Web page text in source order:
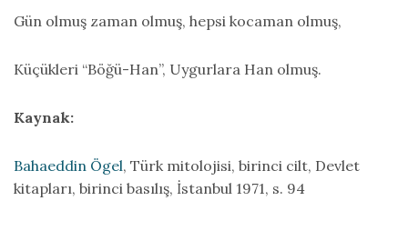
Gün olmuş zaman olmuş, hepsi kocaman olmuş,
Küçükleri “Böğü-Han”, Uygurlara Han olmuş.
Kaynak:
Bahaeddin Ögel, Türk mitolojisi, birinci cilt, Devlet
kitapları, birinci basılış, İstanbul 1971, s. 94